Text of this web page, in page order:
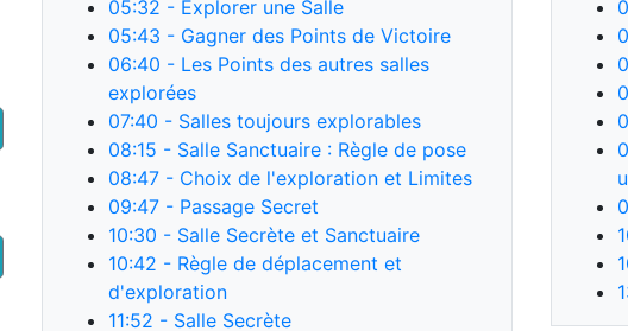
05:32 - Explorer une Salle
05:43 - Gagner des Points de Victoire
06:40 - Les Points des autres salles
explorées
07:40 - Salles toujours explorables
08:15 - Salle Sanctuaire : Règle de pose
08:47 - Choix de l'exploration et Limites
09:47 - Passage Secret
10:30 - Salle Secrète et Sanctuaire
10:42 - Règle de déplacement et
d'exploration
11:52 - Salle Secrète